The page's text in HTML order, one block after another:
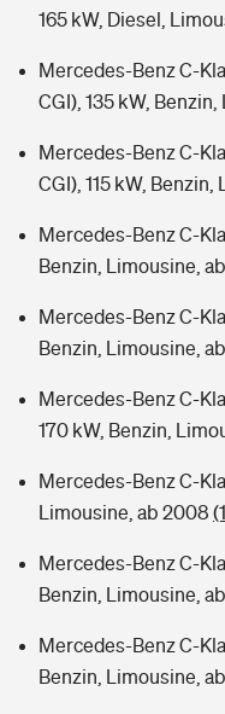
165 kW, Diesel,
Mercedes-Benz C-
CGI), 135 kW,
Mercedes-Benz C-
CGI), 115 kW,
Mercedes-Benz C-
Benzin, Limousine,
Mercedes-Benz C-
Benzin, Limousine,
Mercedes-Benz C-
170 kW, Benzin,
Mercedes-Benz C-
Limousine, ab 2008
Mercedes-Benz C-
Benzin, Limousine,
Mercedes-Benz C-
Benzin, Limousine,